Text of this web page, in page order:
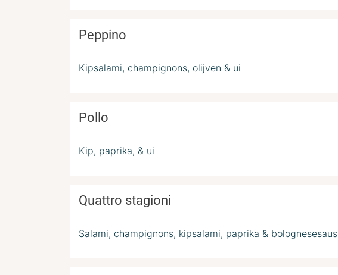
Peppino
Kipsalami, champignons, olijven & ui
Pollo
Kip, paprika, & ui
Quattro stagioni
Salami, champignons, kipsalami, paprika & bolognesesaus